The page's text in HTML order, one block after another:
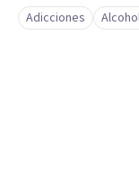
Adicciones